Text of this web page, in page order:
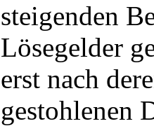
steigenden
Lösegelder
erst nach
gestohlenen